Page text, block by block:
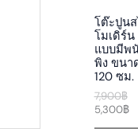
โต๊ะปูน
โมเดิร์น
แบบมีพ
พิง ขนา
120 ซม.
7,900฿
l
p
r
i
c
e
w
5,300฿
p
r
i
c
e
s